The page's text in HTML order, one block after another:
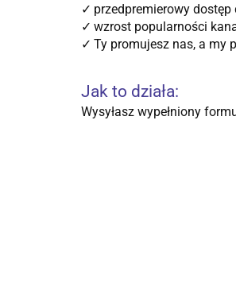
✓ przedpremierowy
✓ wzrost popularności
✓ Ty promujesz nas, a my
Jak to działa:
Wysyłasz wypełniony